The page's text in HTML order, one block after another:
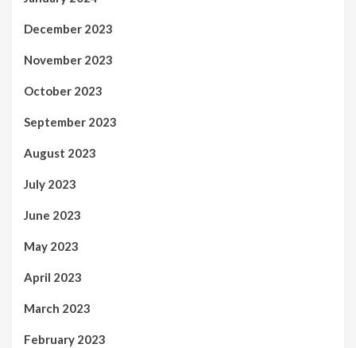
December 2023
November 2023
October 2023
September 2023
August 2023
July 2023
June 2023
May 2023
April 2023
March 2023
February 2023